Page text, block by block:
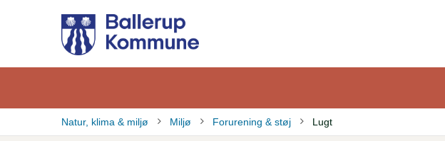
hovedindhold
Natur, klima & miljø Miljø Forurening & støj Lugt